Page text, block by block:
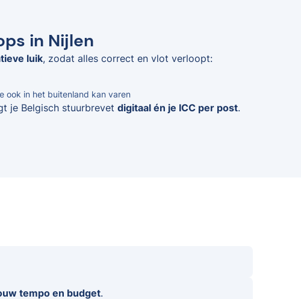
in Nijlen
luik, zodat alles correct en vlot verloopt:
ook in het buitenland kan varen
je Belgisch stuurbrevetdigitaal én je ICC per post.
tempo en budget.